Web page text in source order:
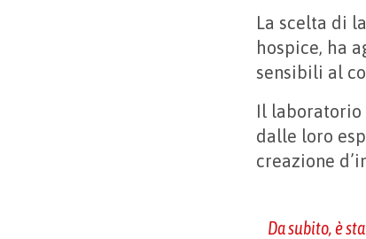
La scelta di
hospice, ha
sensibili al
Il laboratorio
dalle loro
creazione
Da subito, è